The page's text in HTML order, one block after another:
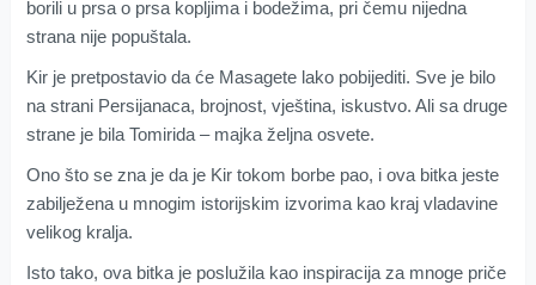
borili u prsa o prsa kopljima i bodežima, pri čemu nijedna
strana nije popuštala.
Kir je pretpostavio da će Masagete lako pobijediti. Sve je bilo
na strani Persijanaca, brojnost, vještina, iskustvo. Ali sa druge
strane je bila Tomirida – majka željna osvete.
Ono što se zna je da je Kir tokom borbe pao, i ova bitka jeste
zabilježena u mnogim istorijskim izvorima kao kraj vladavine
velikog kralja.
Isto tako, ova bitka je poslužila kao inspiracija za mnoge priče